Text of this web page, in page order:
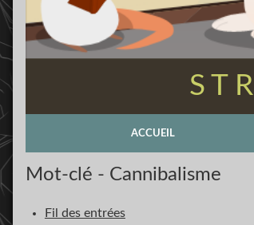
ACCUEIL
Mot-clé - Cannibalisme
Fil des entrées